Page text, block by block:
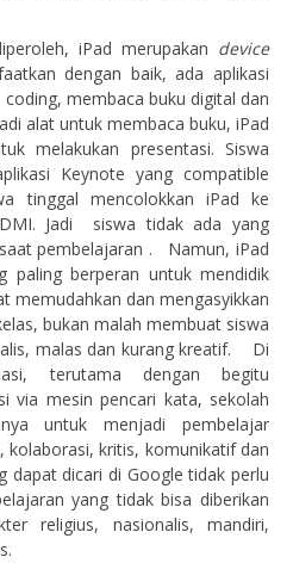
iPad merupakan device
dengan baik, ada aplikasi
membaca buku digital dan
alat untuk membaca buku, iPad
melakukan presentasi. Siswa
Keynote yang compatible
tinggal mencolokkan iPad ke
Jadi siswa tidak ada yang
pembelajaran . Namun, iPad
paling berperan untuk mendidik
memudahkan dan mengasyikkan
bukan malah membuat siswa
malas dan kurang kreatif. Di
terutama dengan begitu
via mesin pencari kata, sekolah
untuk menjadi pembelajar
kolaborasi, kritis, komunikatif dan
dapat dicari di Google tidak perlu
yang tidak bisa diberikan
religius, nasionalis, mandiri,